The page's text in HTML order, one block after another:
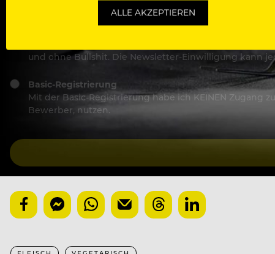
Wähle deinen Zugang:
Voller und kostenloser Zugang zu allen Artikeln,
und ohne Bullshit. Die Newsletter-Einwilligung kann
Basic-Registrierung
Mit der Basic-Registrierung habe ich KEINEN Zugang
Bewerber, nutzen.
ALLE AKZEPTIEREN